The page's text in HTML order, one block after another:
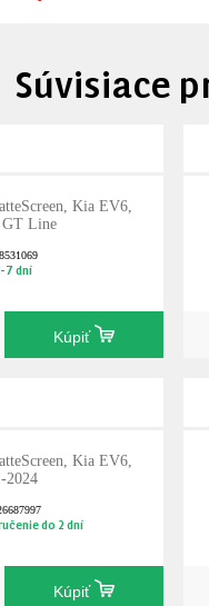
Súvisiace
Kia EV6,
Line
7 dní
Kúpiť
Kia EV6,
2024
do 2 dní
Kúpiť